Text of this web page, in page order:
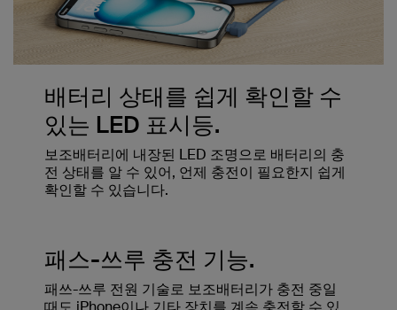
배터리 상태를 쉽게 확인할 수
있는 LED 표시등.
보조배터리에 내장된 LED 조명으로 배터리의 충
전 상태를 알 수 있어, 언제 충전이 필요한지 쉽게
확인할 수 있습니다.
패스-쓰루 충전 기능.
패쓰-쓰루 전원 기술로 보조배터리가 충전 중일